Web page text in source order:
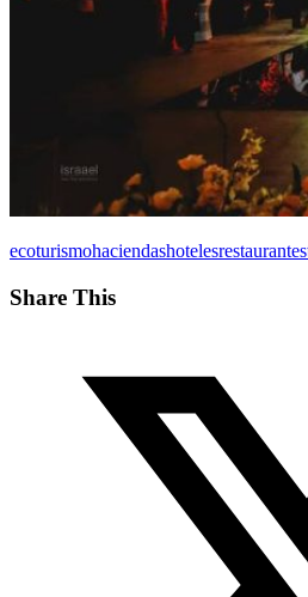
ecoturismohaciendashotelesrestaurantes
Share This